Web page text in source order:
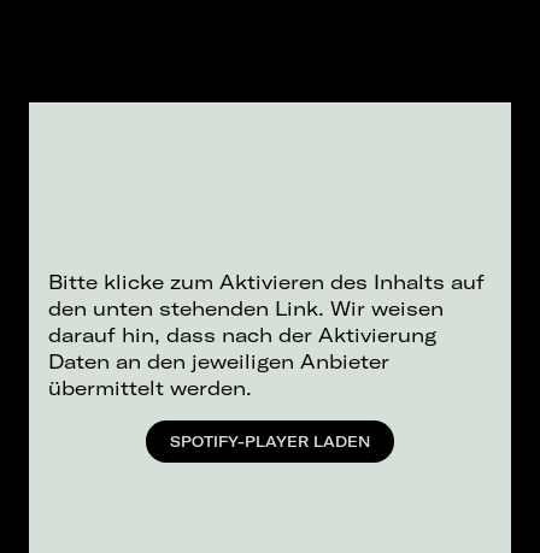
Bitte klicke zum Aktivieren des Inhalts auf
den unten stehenden Link. Wir weisen
darauf hin, dass nach der Aktivierung
Daten an den jeweiligen Anbieter
übermittelt werden.
SPOTIFY-PLAYER LADEN